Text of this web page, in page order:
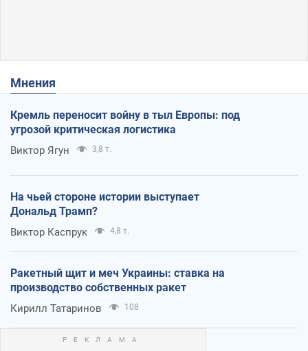
Мнения
Кремль переносит войну в тыл Европы: под
угрозой критическая логистика
Виктор Ягун 3,8 т.
На чьей стороне истории выступает
Дональд Трамп?
Виктор Каспрук 4,8 т.
Ракетный щит и меч Украины: ставка на
производство собственных ракет
Кирилл Татаринов 108